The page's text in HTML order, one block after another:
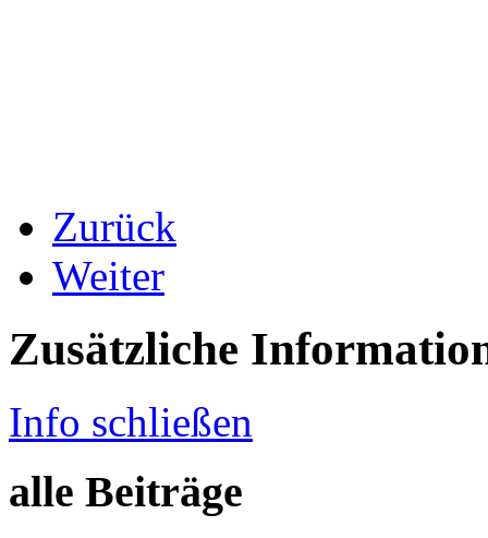
Zurück
Weiter
Zusätzliche
Info schließen
alle Beiträge